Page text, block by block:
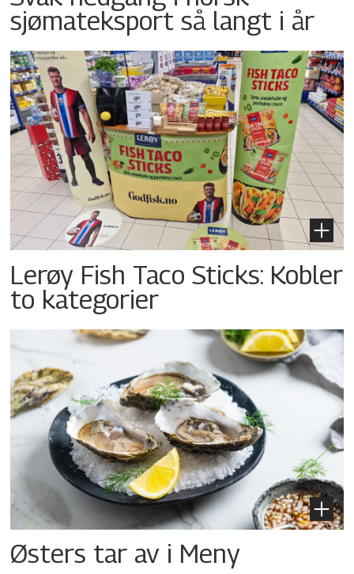
sjømateksport så langt i år
Lerøy Fish Taco Sticks: Kobler
to kategorier
Østers tar av i Meny